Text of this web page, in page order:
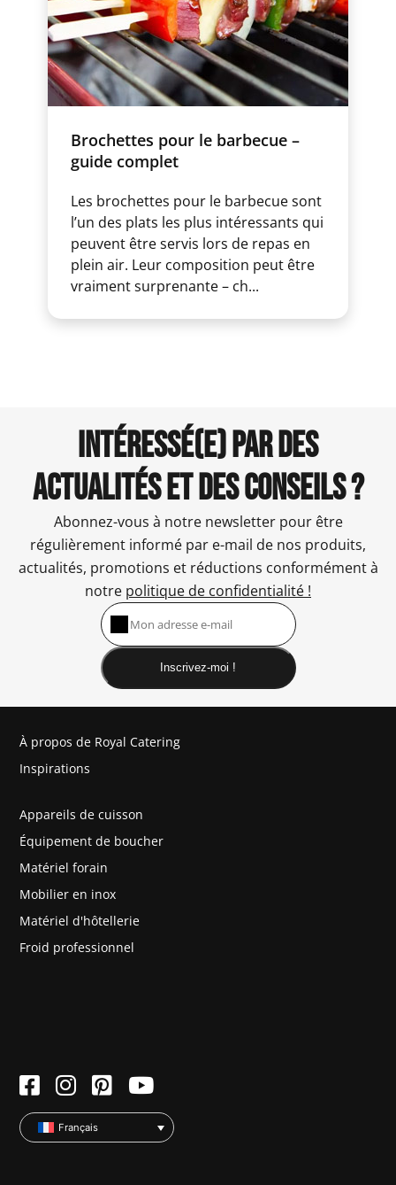
Brochettes pour le barbecue –
guide complet
Les brochettes pour le barbecue sont
l’un des plats les plus intéressants qui
peuvent être servis lors de repas en
plein air. Leur composition peut être
vraiment surprenante – ch...
INTÉRESSÉ(E) PAR DES
ACTUALITÉS ET DES CONSEILS ?
Abonnez-vous à notre newsletter pour être
régulièrement informé par e-mail de nos produits,
actualités, promotions et réductions conformément à
notre politique de confidentialité !
Inscrivez-moi !
À propos de Royal Catering
Inspirations
Appareils de cuisson
Équipement de boucher
Matériel forain
Mobilier en inox
Matériel d'hôtellerie
Froid professionnel
Français